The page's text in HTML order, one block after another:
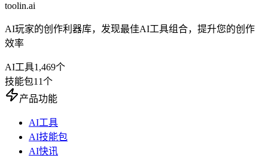
toolin.ai
AI玩家的创作利器库，发现最佳AI工具组合，提升您的创作
效率
AI工具1,469个
技能包11个
产品功能
AI工具
AI技能包
AI快讯